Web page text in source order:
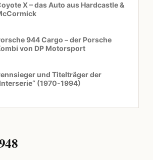
X – das Auto aus Hardcastle &
944 Cargo – der Porsche
von DP Motorsport
und Titelträger der
(1970-1994)